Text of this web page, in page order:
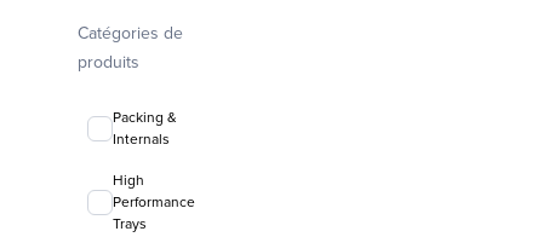
random packing
Catégories de
produits
Packing &
Internals
High
Performance
Trays